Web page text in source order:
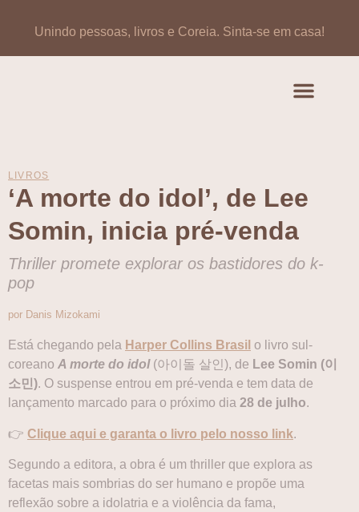
Unindo pessoas, livros e Coreia. Sinta-se em casa!
LIVROS
‘A morte do idol’, de Lee
Somin, inicia pré-venda
Thriller promete explorar os bastidores do k-
pop
por Danis Mizokami
Está chegando pela Harper Collins Brasil o livro sul-
coreano A morte do idol(아이돌 살인), de Lee Somin (이
소민). O suspense entrou em pré-venda e tem data de
lançamento marcado para o próximo dia 28 de julho.
👉 Clique aqui e garanta o livro pelo nosso link.
Segundo a editora, a obra é um thriller que explora as
facetas mais sombrias do ser humano e propõe uma
reflexão sobre a idolatria e a violência da fama,